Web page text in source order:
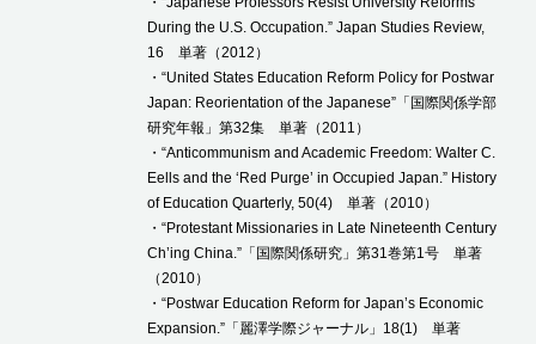
During the U.S. Occupation.” Japan Studies Review,
16 単著（2012）
・“United States Education Reform Policy for Postwar
Japan: Reorientation of the Japanese”「国際関係学部
研究年報」第32集 単著（2011）
・“Anticommunism and Academic Freedom: Walter C.
Eells and the ‘Red Purge’ in Occupied Japan.” History
of Education Quarterly, 50(4) 単著（2010）
・“Protestant Missionaries in Late Nineteenth Century
Ch’ing China.”「国際関係研究」第31巻第1号 単著
（2010）
・“Postwar Education Reform for Japan’s Economic
Expansion.”「麗澤学際ジャーナル」18(1) 単著